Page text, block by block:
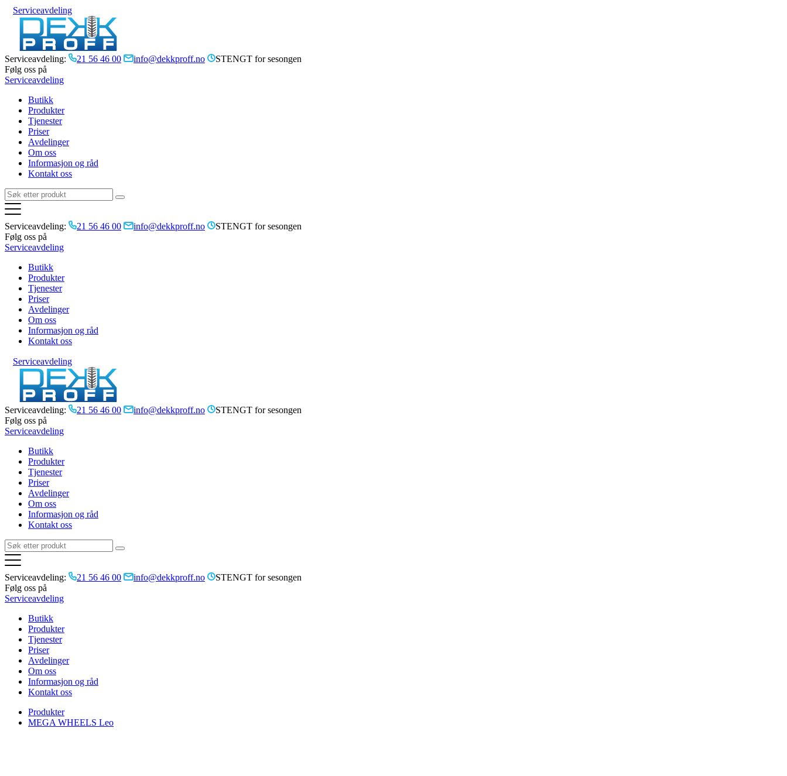
Serviceavdeling
Serviceavdeling: 21 56 46 00 info@dekkproff.no
STENGT for sesongen
Følg oss på
Serviceavdeling
Butikk
Produkter
Tjenester
Priser
Avdelinger
Om oss
Informasjon og råd
Kontakt oss
Serviceavdeling: 21 56 46 00 info@dekkproff.no
STENGT for sesongen
Følg oss på
Serviceavdeling
Butikk
Produkter
Tjenester
Priser
Avdelinger
Om oss
Informasjon og råd
Kontakt oss
Serviceavdeling
Serviceavdeling: 21 56 46 00 info@dekkproff.no
STENGT for sesongen
Følg oss på
Serviceavdeling
Butikk
Produkter
Tjenester
Priser
Avdelinger
Om oss
Informasjon og råd
Kontakt oss
Serviceavdeling: 21 56 46 00 info@dekkproff.no
STENGT for sesongen
Følg oss på
Serviceavdeling
Butikk
Produkter
Tjenester
Priser
Avdelinger
Om oss
Informasjon og råd
Kontakt oss
Produkter
MEGA WHEELS Leo